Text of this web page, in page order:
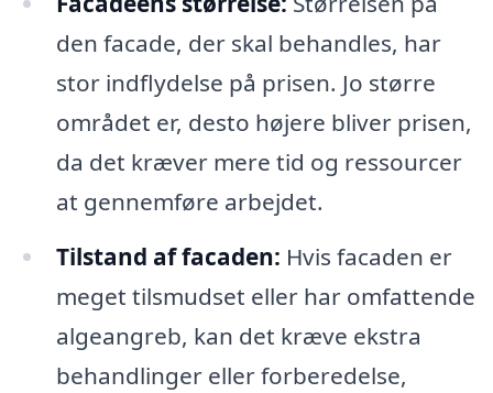
den facade, der skal behandles, har
stor indflydelse på prisen. Jo større
området er, desto højere bliver prisen,
da det kræver mere tid og ressourcer
at gennemføre arbejdet.
Tilstand af facaden: Hvis facaden er
meget tilsmudset eller har omfattende
algeangreb, kan det kræve ekstra
behandlinger eller forberedelse,